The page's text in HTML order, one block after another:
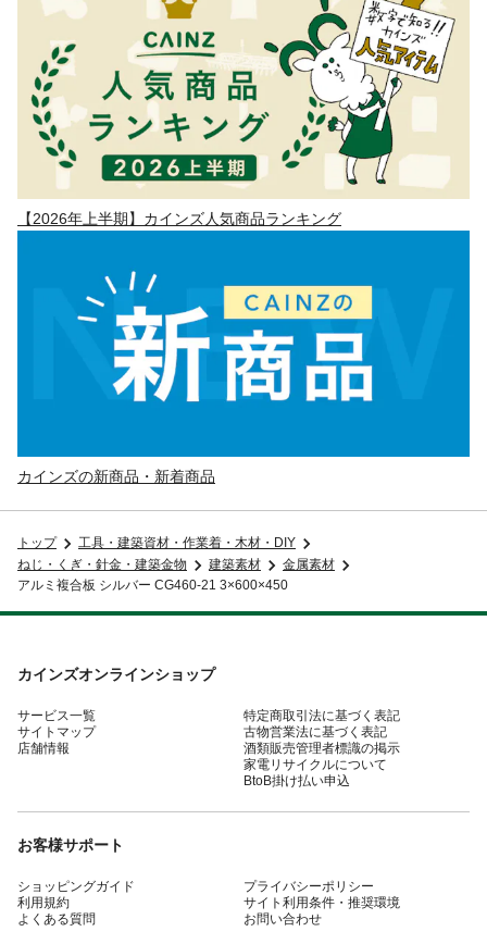
【2026年上半期】カインズ人気商品ランキング
カインズの新商品・新着商品
トップ
工具・建築資材・作業着・木材・DIY
ねじ・くぎ・針金・建築金物
建築素材
金属素材
アルミ複合板 シルバー CG460-21 3×600×450
カインズオンラインショップ
サービス一覧
サイトマップ
店舗情報
特定商取引法に基づく表記
古物営業法に基づく表記
酒類販売管理者標識の掲示
家電リサイクルについて
BtoB掛け払い申込
お客様サポート
ショッピングガイド
利用規約
よくある質問
プライバシーポリシー
サイト利用条件・推奨環境
お問い合わせ